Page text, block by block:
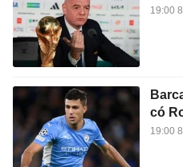
19:00
có
19:00